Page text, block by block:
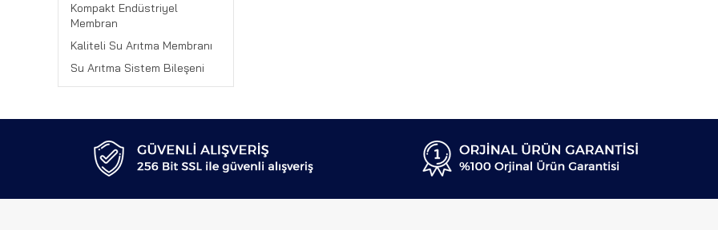
Kompakt Endüstriyel
Membran
Kaliteli Su Arıtma Membranı
Su Arıtma Sistem Bileşeni